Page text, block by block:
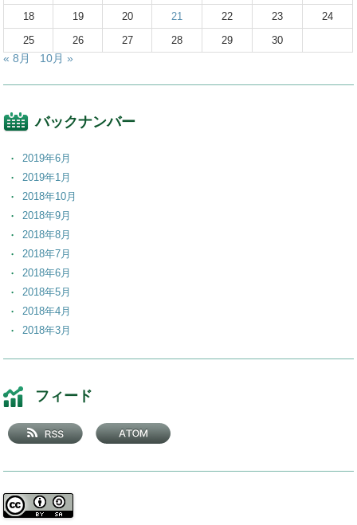
18
19 20 21 22 23
24
25
26 27 28 29 30
« 8月 10月 »
バックナンバー
2019年6月
2019年1月
2018年10月
2018年9月
2018年8月
2018年7月
2018年6月
2018年5月
2018年4月
2018年3月
2017年12月
2017年11月
2017年10月
2017年9月
2017年6月
2017年5月
フィード